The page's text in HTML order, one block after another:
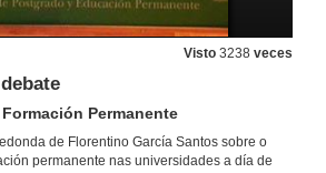
Visto 3238 veces
Permanente
de Florentino García Santos sobre o
permanente nas universidades a día de
Presentación
12 de mar. de 2010